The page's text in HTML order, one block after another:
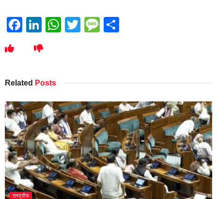
Facebook
LinkedIn
WhatsApp
TwitterMessage
Related Posts
राष्ट्रीय